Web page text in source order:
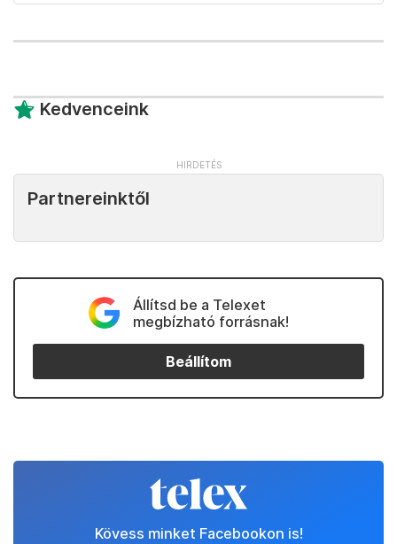
Kedvenceink
Partnereinktől
Állítsd be a Telexet
megbízható forrásnak!
Beállítom
Kövess minket Facebookon is!